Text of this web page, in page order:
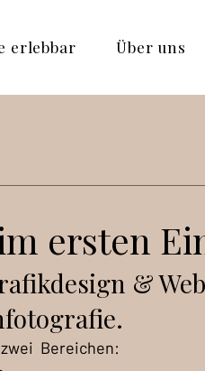
erlebbar Über uns
ersten
&
Bereichen: